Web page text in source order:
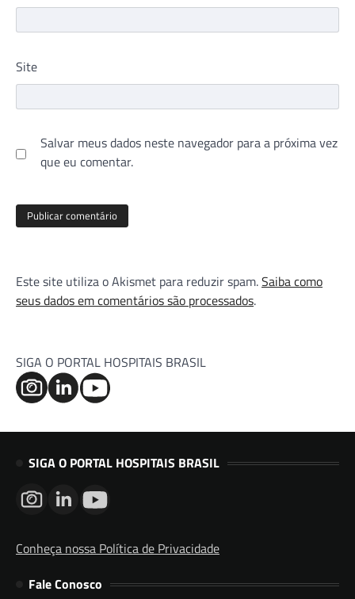
Site
Salvar meus dados neste navegador para a próxima vez
que eu comentar.
Este site utiliza o Akismet para reduzir spam.Saiba como
seus dados em comentários são processados.
SIGA O PORTAL HOSPITAIS BRASIL
SIGA O PORTAL HOSPITAIS BRASIL
Conheça nossa Política de Privacidade
Fale Conosco